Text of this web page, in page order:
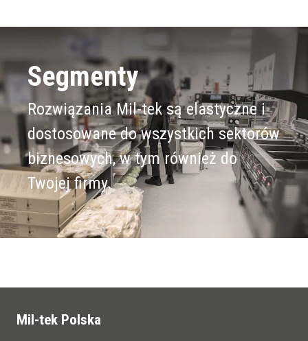
Segmenty
Rozwiązania Mil-tek są elastyczne i
dostosowane do wszystkich sektorów
biznesowych, w tym również do
Twojej firmy.
Mil-tek Polska